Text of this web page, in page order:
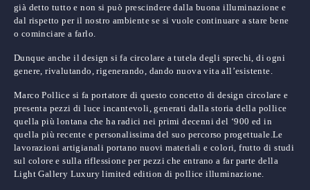
già detto tutto e non si può prescindere dalla buona illuminazione e
dal rispetto per il nostro ambiente se si vuole continuare a stare bene
o cominciare a farlo.
Dunque ancheil design si fa circolare a tutela degli sprechi, di ogni
genere, rivalutando, rigenerando, dando nuova vita all’esistente.
Marco Pollice si fa portatore di questo concetto di design circolare e
presenta pezzi di luce incantevoli, generati dalla storia della pollice
quella più lontana che ha radici nei primi decenni del ‘900 ed in
quella più recente e personalissima del suo percorso progettuale.Le
lavorazioni artigianali portano nuovi materiali e colori, frutto di studi
sul colore e sulla riflessione per pezzi che entrano a far parte della
Light Gallery Luxury limited edition di pollice illuminazione.